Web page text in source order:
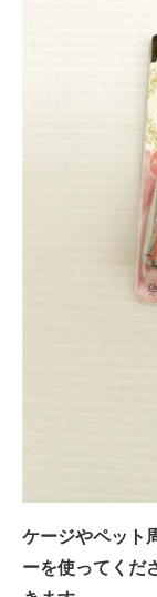
ケージやペット
ーを使ってくだ